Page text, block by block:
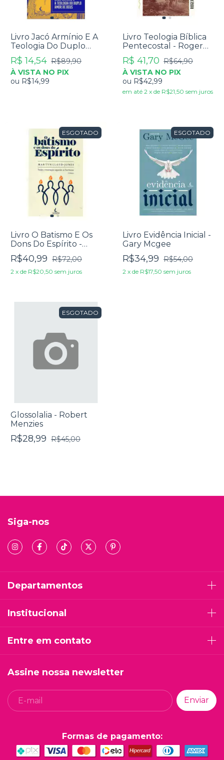
Livro Jacó Armínio E A
Teologia Do Duplo
Amor De Deus -
William Den Boer
R$ 14,54 R$89,90
À VISTA NO PIX
ou R$14,99
Livro Teologia Bíblica
Pentecostal - Roger
Stronstad
R$ 41,70 R$64,90
À VISTA NO PIX
ou R$42,99
em até 2 x de R$21,50 sem juros
ESGOTADO
Livro O Batismo E Os
Dons Do Espírito -
Martyn Lloyd-Jones
R$40,99 R$72,00
2 x de R$20,50 sem juros
ESGOTADO
Livro Evidência Inicial -
Gary Mcgee
R$34,99 R$54,00
2 x de R$17,50 sem juros
ESGOTADO
Glossolalia - Robert
Menzies
R$28,99 R$45,00
Siga-nos
Departamentos
Institucional
Entre em contato
Assine nossa newsletter
Formas de pagamento: